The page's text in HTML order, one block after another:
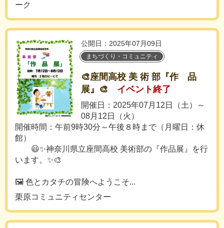
ーク
公開日：2025年07月09日
まちづくり・コミュニティ
🎨座間高校 美 術 部『作 品
展』🎨
イベント終了
開催日：2025年07月12日（土）～
08月12日（火）
開催時間：午前9時30分～午後８時まで（月曜日：休
館）
😃✨神奈川県立座間高校 美術部の『作品展』を行
います。✨🎨
🖼️ 色とカタチの冒険へようこそ...
栗原コミュニティセンター